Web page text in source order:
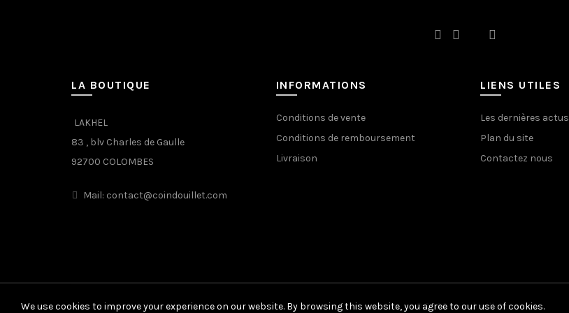
LA BOUTIQUE
LAKHEL
83 , blv Charles de Gaulle
92700 COLOMBES
Mail: contact@coindouillet.com
INFORMATIONS
Conditions de vente
Conditions de remboursement
Livraison
LIENS UTILES
Les dernières actus
Plan du site
Contactez nous
© 2020 coindouillet.com
We use cookies to improve your experience on our website. By browsing this website, you agree to our use of cookies.